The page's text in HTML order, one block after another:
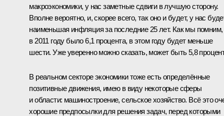
макроэкономики, у нас заметные сдвиги в лучшую сторону.
Вполне вероятно, и, скорее всего, так оно и будет, у нас
наименьшая инфляция за последние 25 лет. Как мы помним,
в 2011 году было 6,1 процента, в этом году будет меньше
шести. Уже уверенно можно сказать, может быть 5,8
В реальном секторе экономики тоже есть определённые
позитивные движения, имею в виду некоторые сферы
и области: машиностроение, сельское хозяйство. Всё это
хорошие предпосылки для решения задач, перед которыми